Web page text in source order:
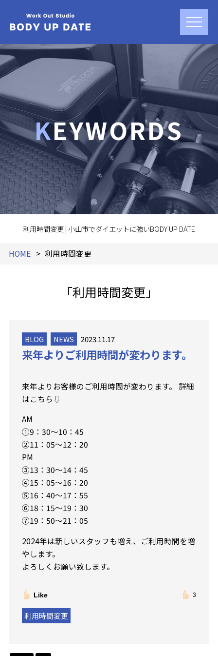
KEYWORDS
利用時間変更 | 小山市でダイエットに強いBODY UP DATE
HOME 利用時間変更
「利用時間変更」
BLOG NEWS 2023.11.17
来年よりご利用時間が変わります。
来年よりお客様のご利用時間が変わります。
詳細
はこちら⇩
AM
①9：30～10：45
②11：05～12：20
PM
③13：30～14：45
④15：05～16：20
⑤16：40～17：55
⑥18：15～19：30
⑦19：50～21：05
2024年は新しいスタッフも増え、ご利用時間を増
やします。
よろしくお願い致します。
Like 3
利用時間変更